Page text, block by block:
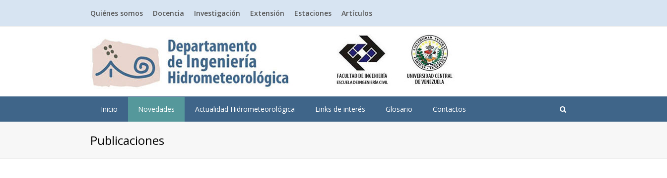
Quiénes somos Docencia Investigación Extensión Estaciones Artículos
Inicio Novedades Actualidad Hidrometeorológica Links de interés Glosario Contactos
Publicaciones